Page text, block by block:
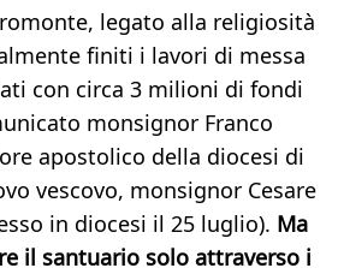
legato alla religiosità
finiti i lavori di messa
con circa 3 milioni di fondi
monsignor Franco
apostolico della diocesi di
vescovo, monsignor Cesare
in diocesi il 25 luglio). Ma
il santuario solo attraverso i